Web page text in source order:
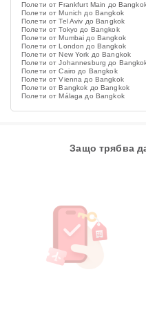
Полети от Frankfurt Main до
Полети от Munich до Bangkok
Полети от Tel Aviv до Bangkok
Полети от Tokyo до Bangkok
Полети от Mumbai до Bangkok
Полети от London до Bangkok
Полети от New York до Bangkok
Полети от Johannesburg до
Полети от Cairo до Bangkok
Полети от Vienna до Bangkok
Полети от Bangkok до Bangkok
Полети от Málaga до Bangkok
Защо трябва